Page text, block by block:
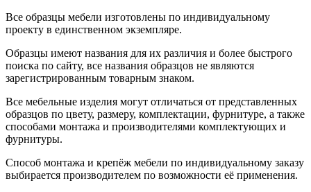
Все образцы мебели изготовлены по индивидуальному
проекту в единственном экземпляре.
Образцы имеют названия для их различия и более быстрого
поиска по сайту, все названия образцов не являются
зарегистрированным товарным знаком.
Все мебельные изделия могут отличаться от представленных
образцов по цвету, размеру, комплектации, фурнитуре, а также
способами монтажа и производителями комплектующих и
фурнитуры.
Способ монтажа и крепёж мебели по индивидуальному заказу
выбирается производителем по возможности её применения.